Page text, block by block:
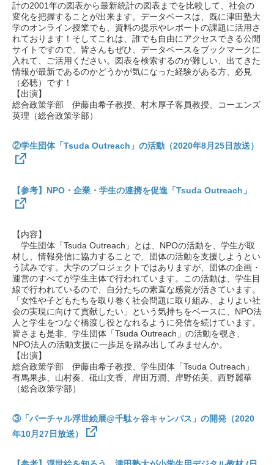
計の2001年の図表から最新統計の図表までを比較して、社会の
変化を把握することが出来ます。データベースは、既に津田塾大
学のオンライン授業でも、資料の提示やレポートの課題に活用さ
れております！そしてこれは、誰でも自由にアクセスできる公開
サイトですので、皆さんもぜひ、データベースをブックマークに
入れて、ご活用ください。図表を検索するのが難しい、出てきた
情報が最新であるのかどうかが気になった経験がある方、必見
（必聴）です！
【出演】
総合政策学部 伊藤由希子教授、村木厚子客員教授、コーエンズ
英理（総合政策学部）
②学生団体「Tsuda Outreach」の活動（2020年8月25日放送）
【参考】NPO・企業・学生の連携を促進「Tsuda Outreach」
【内容】
学生団体「Tsuda Outreach」とは、NPOの活動を、学生が取
材し、情報発信に協力することで、団体の活動を支援しようとい
う試みです。大学のプロジェクトではありますが、団体の企画・
運営のすべてが学生主体で行われています。この活動は、学生目
線で行われているので、自分たちの素直な感覚が活きています。
「女性や子どもたちを取り巻く社会問題に取り組み、よりよい社
会の実現に向けて貢献したい」という気持ちをベースに、NPO法
人と学生をつなぐ橋渡し役となれるように発信を続けています。
皆さまも是非、学生団体「Tsuda Outreach」の活動を覗き、
NPO法人の活動支援に一歩足を踏み出してみませんか。
【出演】
総合政策学部 伊藤由希子教授、学生団体「Tsuda Outreach」
有馬果歩、山村奏、砥山文香、岸田万潤、岸野佑美、西野麗華
（総合政策学部）
③「バーチャル浮世絵展@千駄ヶ谷キャンパス」の開発（2020
年10月27日放送）